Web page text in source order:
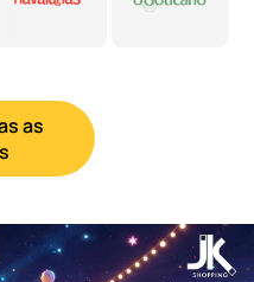
as